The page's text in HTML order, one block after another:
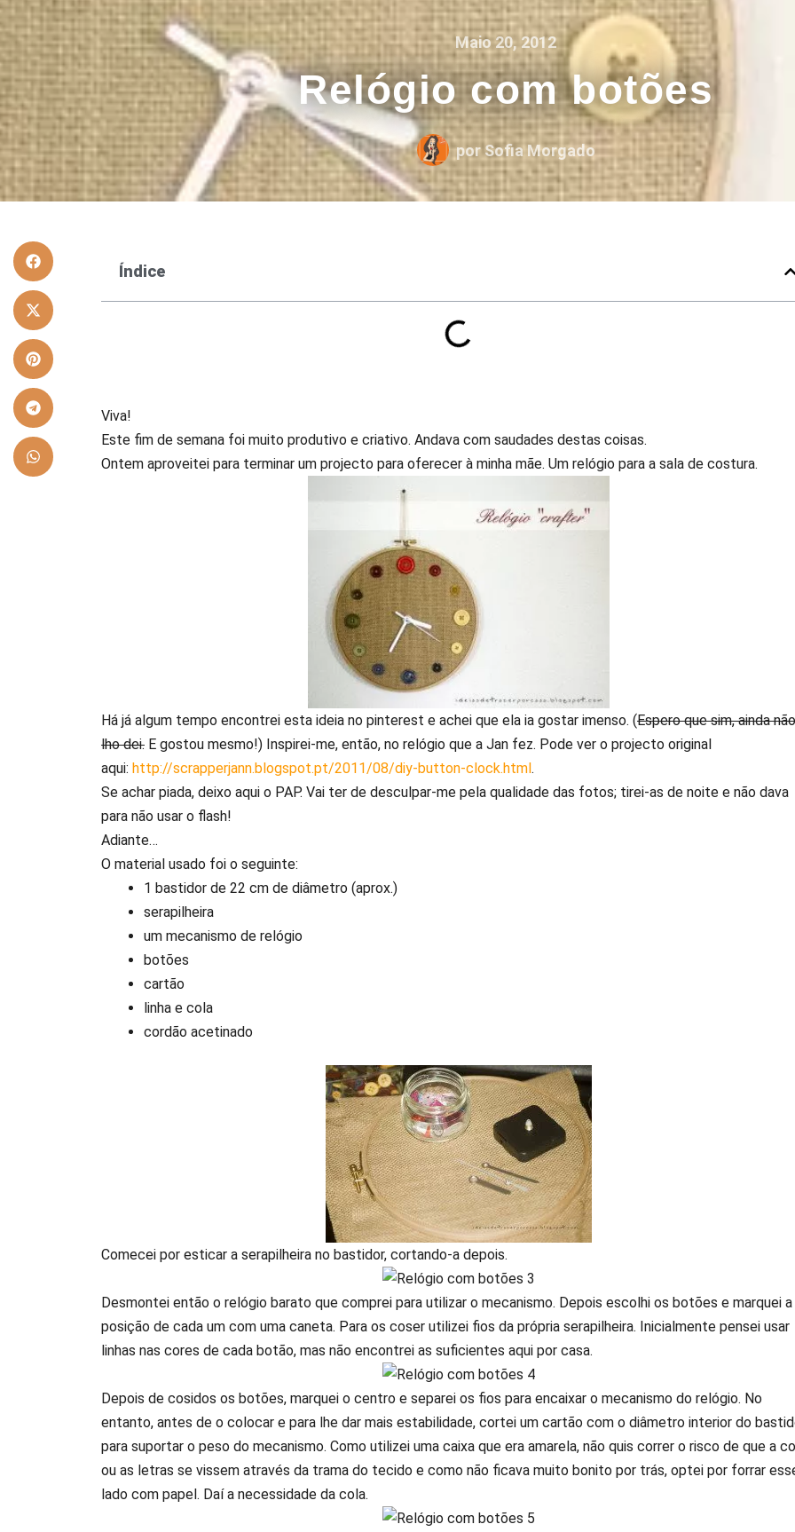
Maio 20, 2012
Relógio com botões
porSofia Morgado
Índice
Viva!
Este fim de semana foi muito produtivo e criativo. Andava com saudades destas coisas.
Ontem aproveitei para terminar um projecto para oferecer à minha mãe. Um relógio para a sala de costura.
Há já algum tempo encontrei esta ideia no pinterest e achei que ela ia gostar imenso. (Espero que sim, ainda não
lho dei. E gostou mesmo!) Inspirei-me, então, no relógio que a Jan fez. Pode ver o projecto original
aqui: http://scrapperjann.blogspot.pt/2011/08/diy-button-clock.html.
Se achar piada, deixo aqui o PAP. Vai ter de desculpar-me pela qualidade das fotos; tirei-as de noite e não dava
para não usar o flash!
Adiante…
O material usado foi o seguinte:
1 bastidor de 22 cm de diâmetro (aprox.)
serapilheira
um mecanismo de relógio
botões
cartão
linha e cola
cordão acetinado
Comecei por esticar a serapilheira no bastidor, cortando-a depois.
Desmontei então o relógio barato que comprei para utilizar o mecanismo. Depois escolhi os botões e marquei a
posição de cada um com uma caneta. Para os coser utilizei fios da própria serapilheira. Inicialmente pensei usar
linhas nas cores de cada botão, mas não encontrei as suficientes aqui por casa.
Depois de cosidos os botões, marquei o centro e separei os fios para encaixar o mecanismo do relógio. No
entanto, antes de o colocar e para lhe dar mais estabilidade, cortei um cartão com o diâmetro interior do
para suportar o peso do mecanismo. Como utilizei uma caixa que era amarela, não quis correr o risco de que a
ou as letras se vissem através da trama do tecido e como não ficava muito bonito por trás, optei por forrar
lado com papel. Daí a necessidade da cola.